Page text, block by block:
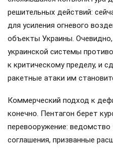
решительных действий:
для усиления огневого
объекты Украины.
украинской системы
к критическому пределу, и
ракетные атаки им
Коммерческий подход к
конечно. Пентагон берет
перевооружение:
соглашения, призванные